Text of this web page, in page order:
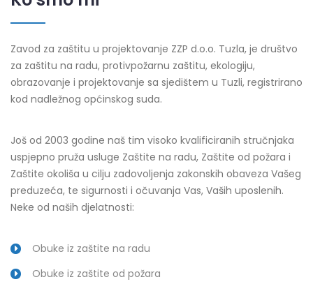
Zavod za zaštitu u projektovanje ZZP d.o.o. Tuzla, je društvo
za zaštitu na radu, protivpožarnu zaštitu, ekologiju,
obrazovanje i projektovanje sa sjedištem u Tuzli, registrirano
kod nadležnog općinskog suda.
Još od 2003 godine naš tim visoko kvalificiranih stručnjaka
uspjepno pruža usluge Zaštite na radu, Zaštite od požara i
Zaštite okoliša u cilju zadovoljenja zakonskih obaveza Vašeg
preduzeća, te sigurnosti i očuvanja Vas, Vaših uposlenih.
Neke od naših djelatnosti:
Obuke iz zaštite na radu
Obuke iz zaštite od požara